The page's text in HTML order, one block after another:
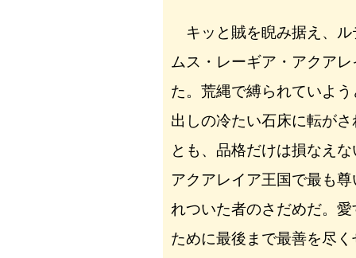
キッと賊を睨み据え、ル
ムス・レーギア・アクア
た。荒縄で縛られていよ
出しの冷たい石床に転が
とも、品格だけは損なえ
アクアレイア王国で最も
れついた者のさだめだ。
ために最後まで最善を尽